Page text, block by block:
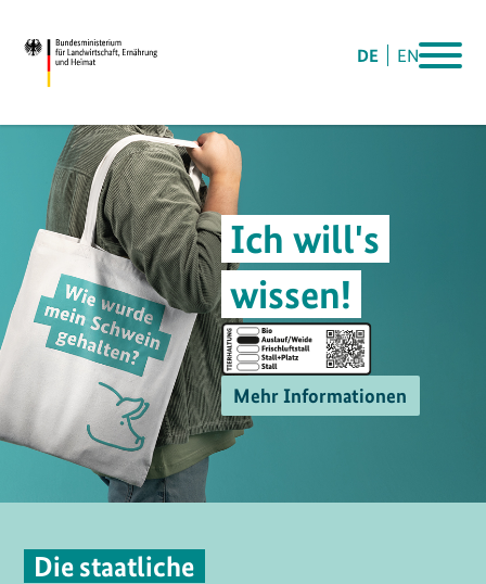
DE EN
Ich will's
wissen!
Mehr Informationen
Die staatliche